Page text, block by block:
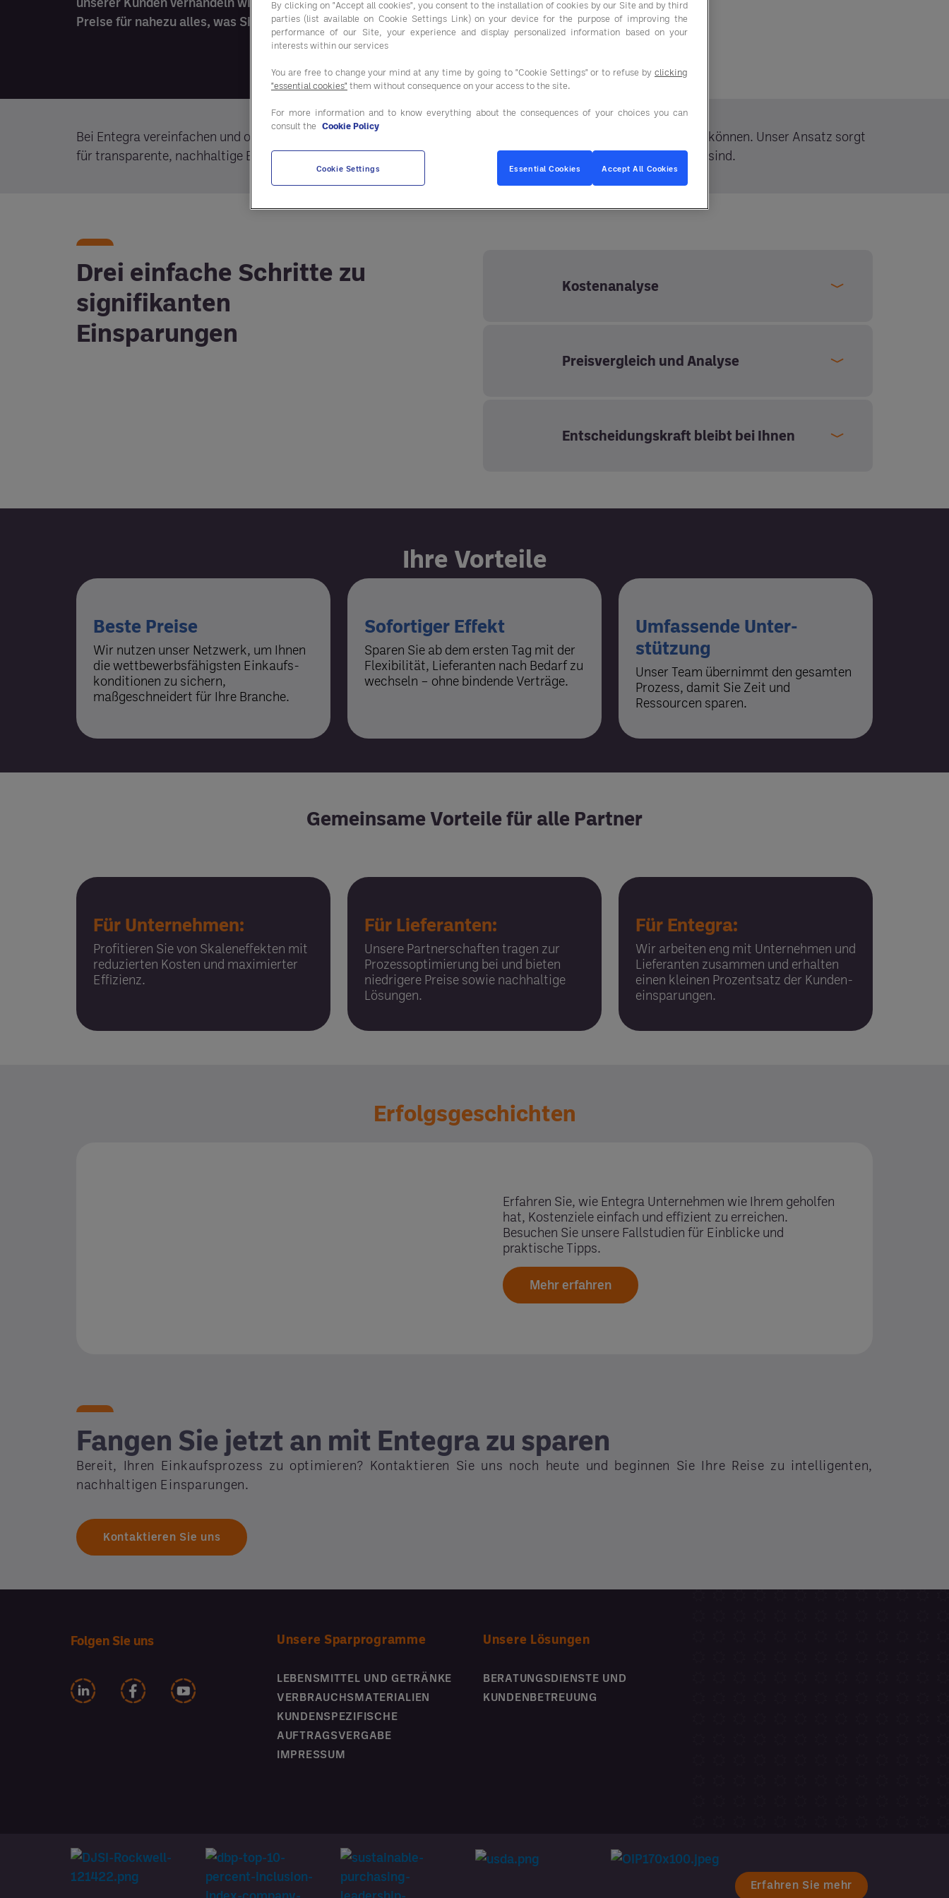
Preise für nahezu alles, was Sie kaufen.
Bei Entegra vereinfachen und optimieren wir Ihren Einkauf, sodass Sie mühelos bei wesentlichen Kosten sparen können. Unser Ansatz sorgt
für transparente, nachhaltige Einsparungen, die speziell auf die Bedürfnisse Ihres Unternehmens zugeschnitten sind.
Drei einfache Schritte zu
signifikanten
Einsparungen
Kostenanalyse
Preisvergleich und Analyse
Entscheidungs­kraft bleibt bei Ihnen
Ihre Vorteile
Beste Preise
Wir nutzen unser Netzwerk, um Ihnen
die wettbewerbs­fähigsten Einkaufs­
konditionen zu sichern,
maßgeschneidert für Ihre Branche.
Sofortiger Effekt
Sparen Sie ab dem ersten Tag mit der
Flexi­bilität, Lieferanten nach Bedarf zu
wechseln – ohne bindende Verträge.
Umfassende Unter­
stützung
Unser Team übernimmt den gesamten
Prozess, damit Sie Zeit und
Ressourcen sparen.
Gemeinsame Vorteile für alle Partner
Für Unternehmen:
Profitieren Sie von Skalen­effekten mit
reduzierten Kosten und maximierter
Effizienz.
Für Lieferanten:
Unsere Partner­schaften tragen zur
Prozess­optimierung bei und bieten
niedrigere Preise sowie nachhaltige
Lösungen.
Für Entegra:
Wir arbeiten eng mit Unternehmen und
Lieferanten zusammen und erhalten
einen kleinen Prozent­satz der Kunden­
einsparungen.
Erfolgsgeschichten
Erfahren Sie, wie Entegra Unternehmen wie Ihrem geholfen
hat, Kosten­ziele einfach und effizient zu erreichen.
Besuchen Sie unsere Fall­studien für Einblicke und
praktische Tipps.
Mehr erfahren
Fangen Sie jetzt an mit Entegra zu sparen
Bereit, Ihren Einkaufs­prozess zu optimieren? Kontaktieren Sie uns noch heute und beginnen Sie Ihre Reise zu intelligenten,
nachhaltigen Einsparungen.
Kontaktieren Sie uns
Folgen Sie uns Unsere Sparprogramme
LEBENSMITTEL UND GETRÄNKE
VERBRAUCHSMATERIALIEN
KUNDENSPEZIFISCHE
AUFTRAGSVERGABE
IMPRESSUM
Unsere Lösungen
BERATUNGSDIENSTE UND
KUNDENBETREUUNG
Erfahren Sie mehr
By clicking on "Accept all cookies", you consent to the installation of cookies by our Site and by third
parties (list available on Cookie Settings Link) on your device for the purpose of improving the
performance of our Site, your experience and display personalized information based on your
interests within our services
You are free to change your mind at any time by going to "Cookie Settings" or to refuse by clicking
"essential cookies" them without consequence on your access to the site.
For more information and to know everything about the consequences of your choices you can
consult the Cookie Policy
Cookie Settings Essential Cookies Accept All Cookies